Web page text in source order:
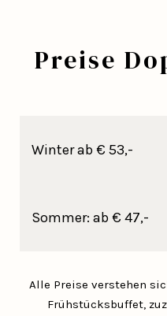
Preise
Winter ab € 53,-
Sommer: ab € 47,-
Alle Preise verstehen
Frühstücksbuffet,